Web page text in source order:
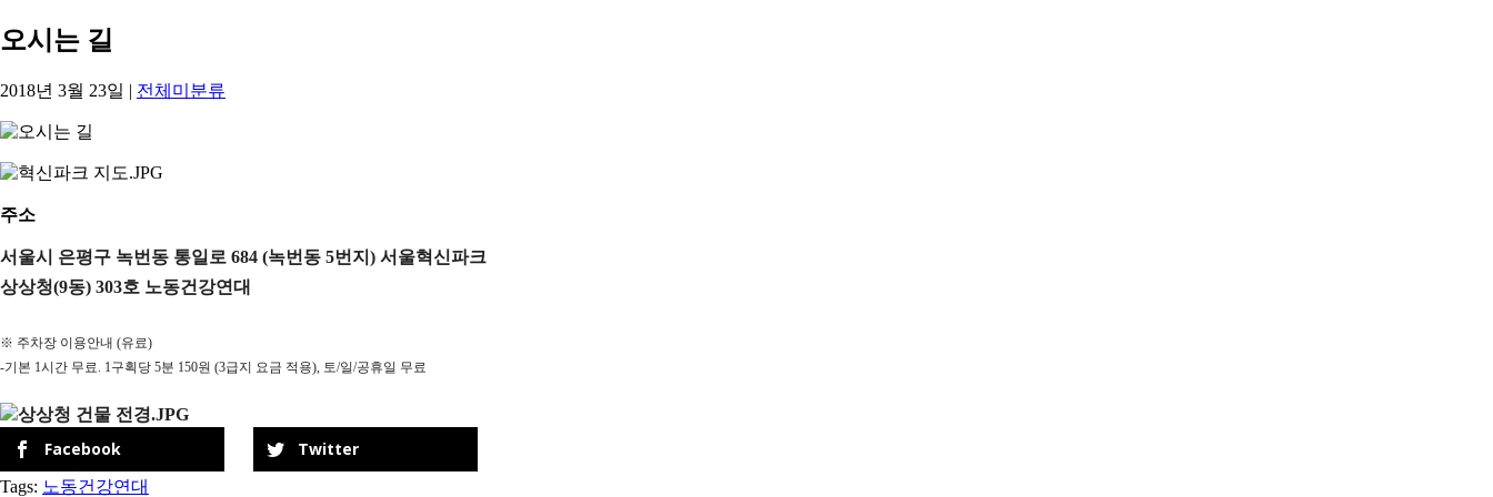
오시는 길
2018년 3월 23일 | 전체미분류
주소
서울시 은평구 녹번동 통일로 684 (녹번동 5번지) 서울혁신파크
상상청(9동) 303호 노동건강연대
※ 주차장 이용안내 (유료)
-기본 1시간 무료. 1구획당 5분 150원 (3급지 요금 적용), 토/일/공휴일 무료
Facebook Twitter
Tags: 노동건강연대